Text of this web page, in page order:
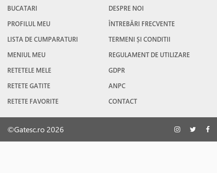
BUCATARI
PROFILUL MEU
LISTA DE CUMPARATURI
MENIUL MEU
RETETELE MELE
RETETE GATITE
RETETE FAVORITE
DESPRE NOI
ÎNTREBĂRI FRECVENTE
TERMENI ȘI CONDITII
REGULAMENT DE UTILIZARE
GDPR
ANPC
CONTACT
©Gatesc.ro 2026